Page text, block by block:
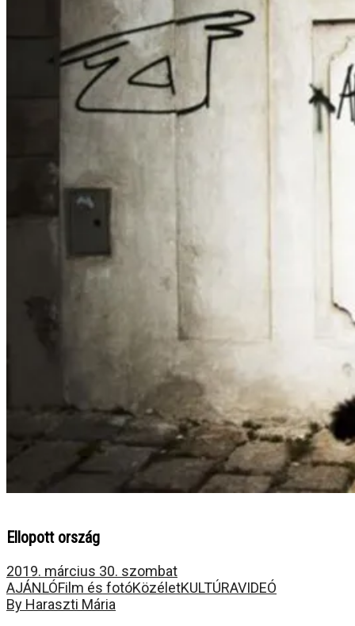
Ellopott ország
2019. március 30. szombat
AJÁNLÓFilm és fotóKözéletKULTÚRAVIDEÓ
By Haraszti Mária